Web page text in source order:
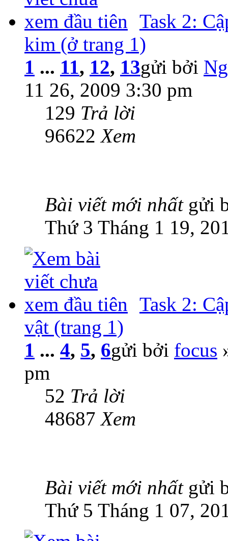
Task 2:
kim (ở trang 1)
1 ... 11, 12, 13gửi bởi
11 26, 2009 3:30 pm
129 Trả lời
96622Xem
Bài viết mới nhất gửi
Thứ 3 Tháng 1 19,
Task 2:
vật (trang 1)
1 ... 4, 5, 6gửi bởi focus
pm
52 Trả lời
48687Xem
Bài viết mới nhất gửi
Thứ 5 Tháng 1 07,